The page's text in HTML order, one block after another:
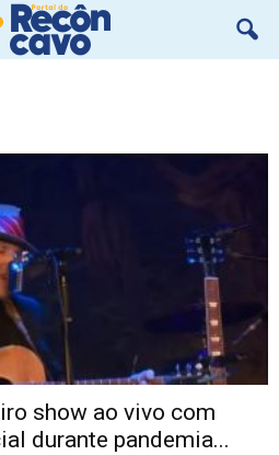
show ao vivo com
durante pandemia...